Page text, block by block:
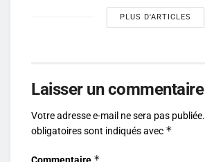
PLUS D'ARTICLES
Laisser un commentaire
Votre adresse e-mail ne sera pas publiée.
obligatoires sont indiqués avec *